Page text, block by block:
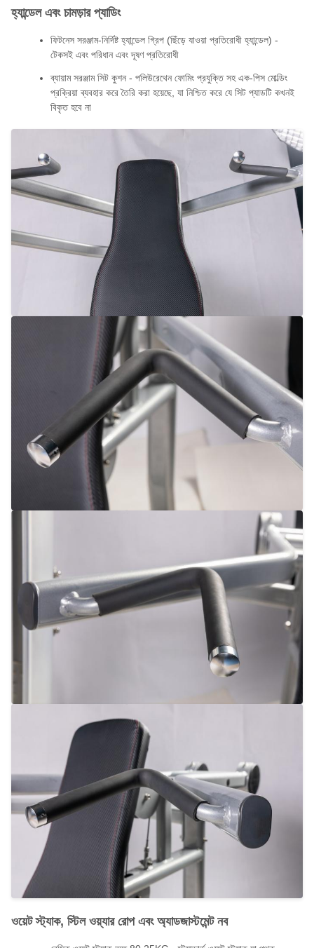
হ্যান্ডেল এবং চামড়ার প্যাডিং
ফিটনেস সরঞ্জাম-নির্দিষ্ট হ্যান্ডেল গ্রিপ (ছিঁড়ে যাওয়া প্রতিরোধী হ্যান্ডেল) -
টেকসই এবং পরিধান এবং দূষণ প্রতিরোধী
ব্যায়াম সরঞ্জাম সিট কুশন - পলিউরেথেন ফোমিং প্রযুক্তি সহ এক-পিস মোল্ডিং
প্রক্রিয়া ব্যবহার করে তৈরি করা হয়েছে, যা নিশ্চিত করে যে সিট প্যাডটি কখনই
বিকৃত হবে না
ওয়েট স্ট্যাক, স্টিল ওয়্যার রোপ এবং অ্যাডজাস্টমেন্ট নব